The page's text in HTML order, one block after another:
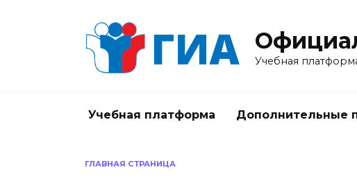
Учебная
Учебная платформа Дополнительные
ГЛАВНАЯ СТРАНИЦА